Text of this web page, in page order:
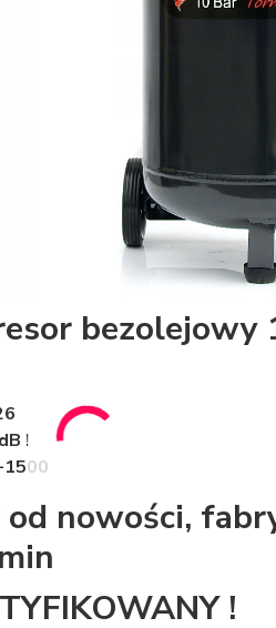
bezolejowy
!
1500
nowości,
!